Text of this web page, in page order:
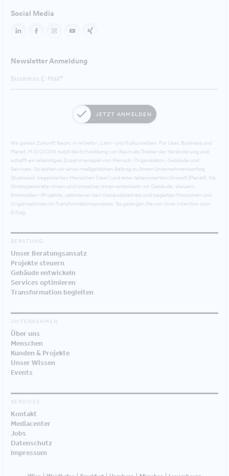
Social Media
Newsletter Anmeldung
JETZT ANMELDEN
Wir geben Zukunft Raum. In Arbeits-, Lern- und Kulturwelten. Für User, Business und
Planet. M.O.O.CON nutzt die Entwicklung von Raum als Treiber der Veränderung und
schafft ein lebendiges Zusammenspiel von Mensch, Organisation, Gebäude und
Services. So leisten wir einen maßgeblichen Beitrag zu Ihrem Unternehmenserfolg
(Business), begeisterten Menschen (User) und einer lebenswerten Umwelt (Planet). Als
Strategieberater:innen und Umsetzer:innen entwickeln wir Gebäude, steuern
(Immobilien-)Projekte, optimieren den Gebäudebetrieb und begleiten Menschen und
Organisationen im Transformationsprozess. So gelangen Sie von Ihrer Intention zum
Erfolg.
BERATUNG
Unser Beratungsansatz
Projekte steuern
Gebäude entwickeln
Services optimieren
Transformation begleiten
UNTERNEHMEN
Über uns
Menschen
Kunden & Projekte
Unser Wissen
Events
SERVICES
Kontakt
Mediacenter
Jobs
Datenschutz
Impressum